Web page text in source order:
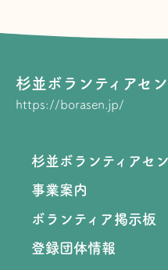
杉並ボランティアセ
https://borasen.jp/
杉並ボランティアセ
事業案内
ボランティア掲示板
登録団体情報